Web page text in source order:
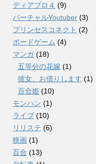
ディアブロ４ (9)
バーチャルYoutuber (3)
プリンセスコネクト (2)
ボードゲーム (4)
マンガ(18)
五等分の花嫁 (1)
彼女、お借りします (1)
百合姫 (10)
モンハン (1)
ライブ (10)
リリステ (6)
映画 (1)
百合 (13)